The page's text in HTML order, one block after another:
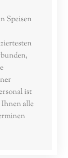
Speisen
ist
alle